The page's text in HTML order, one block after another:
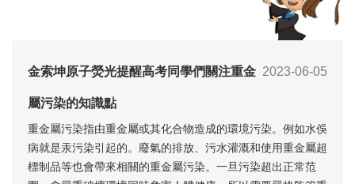
2023-06-05
金索坤原子熒光提醒高考同學們關注重金
屬污染的知識點
重金屬污染指由重金屬或其化合物造成的環境污染。例如水俁
病就是汞污染引起的。廢氣的排放、污水灌溉和使用重金屬超
標制品等也會帶來相關的重金屬污染。一旦污染超出正常范